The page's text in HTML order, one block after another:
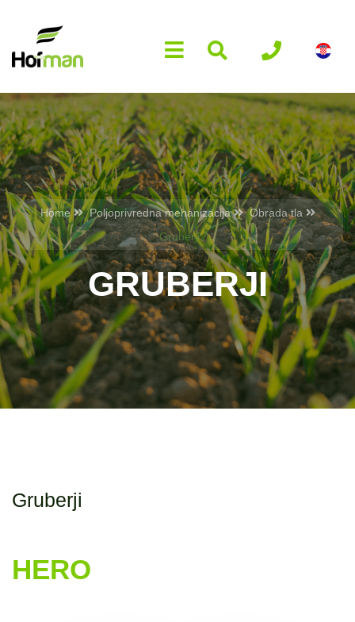
Home Poljoprivredna mehanizacija
Obrada tla
Gruberji
GRUBERJI
Gruberji
HERO